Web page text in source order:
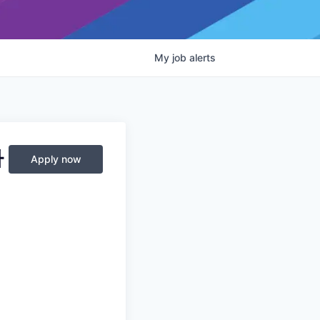
My job alerts
Apply now